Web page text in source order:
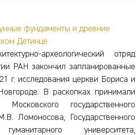
фундаменты и древние
Детинце
археологический отряд
РАН закончил запланированные
г. исследования церкви Бориса и
В раскопках принимали
Московского государственного
Ломоносова, Государственного
университета,